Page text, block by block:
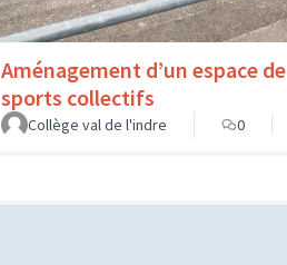
Aménagement d’un espace de
sports collectifs
Collège val de l'indre
0